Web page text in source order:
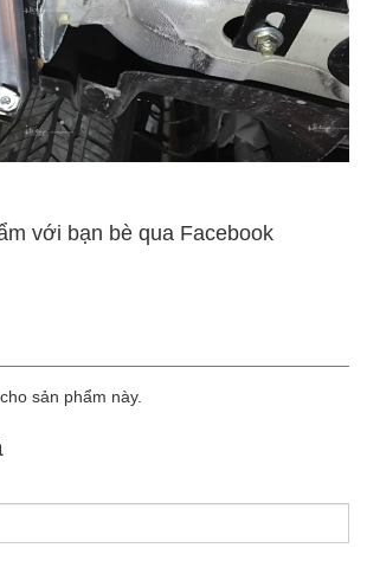
với bạn bè qua Facebook
sản phẩm này.